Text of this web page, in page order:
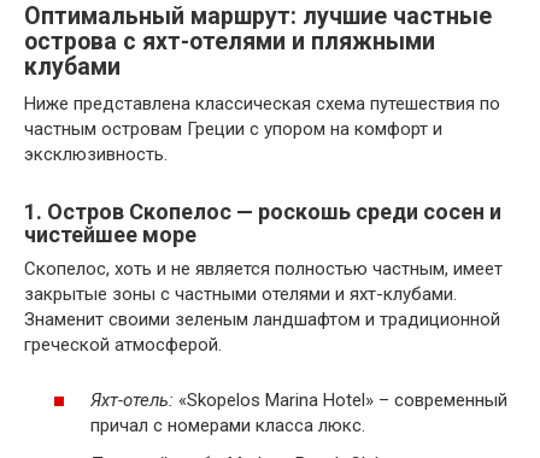
Оптимальный маршрут: лучшие частные
острова с яхт-отелями и пляжными
клубами
Ниже представлена классическая схема путешествия по
частным островам Греции с упором на комфорт и
эксклюзивность.
1. Остров Скопелос — роскошь среди сосен и
чистейшее море
Скопелос, хоть и не является полностью частным, имеет
закрытые зоны с частными отелями и яхт-клубами.
Знаменит своими зеленым ландшафтом и традиционной
греческой атмосферой.
Яхт-отель: «Skopelos Marina Hotel» – современный
причал с номерами класса люкс.